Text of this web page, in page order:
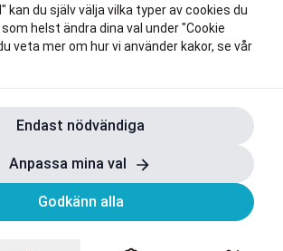
kan du själv välja vilka typer av cookies du
helst ändra dina val under "Cookie
veta mer om hur vi använder kakor, se vår
Endast nödvändiga
Anpassa mina val
Godkänn alla